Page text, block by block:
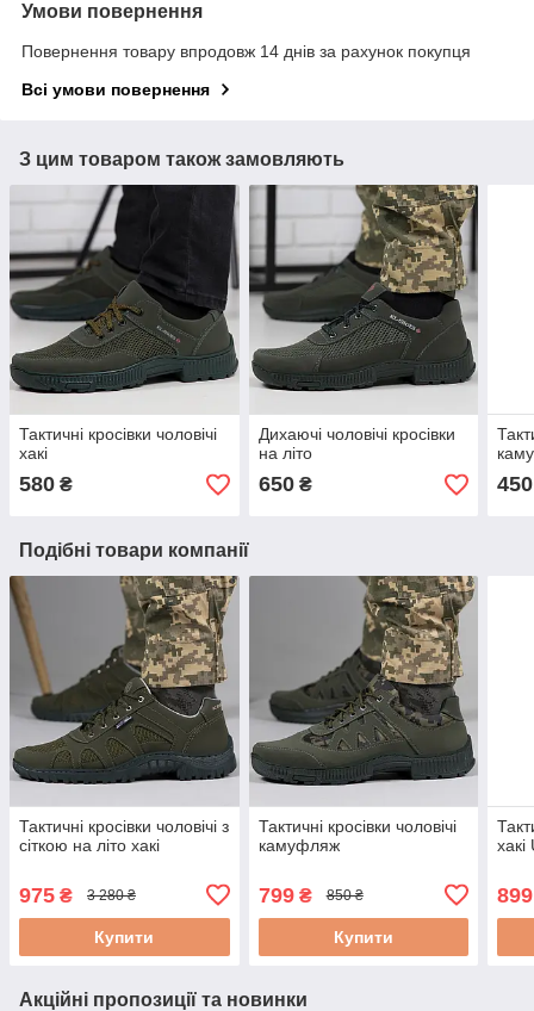
Умови повернення
Повернення товару впродовж 14 днів за рахунок покупця
Всі умови повернення
З цим товаром також замовляють
Тактичні кросівки чоловічі
хакі
580 ₴
Дихаючі чоловічі кросівки
на літо
650₴ 450
Подібні товари компанії
Тактичні кросівки чоловічі з
сіткою на літо хакі
975 ₴ 3 280 ₴
Купити
Тактичні кросівки чоловічі
камуфляж
799₴ 850 ₴
Купити
хакі
899
Акційні пропозиції та новинки